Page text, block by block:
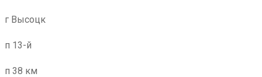
г Высоцк
п 13-й
п 38 км